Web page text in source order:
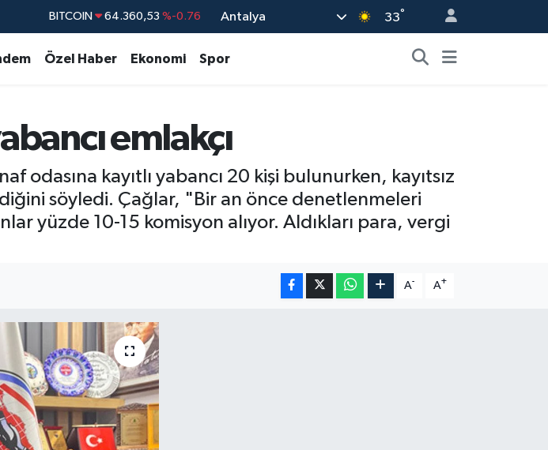
BITCOIN 64.360,53 %-0.76
GRAM ALTIN 6574.81 %1.44
Antalya 33°
Özel Haber Ekonomi Spor
emlakçı
odasına kayıtlı yabancı 20 kişi bulunurken, kayıtsız
söyledi. Çağlar, "Bir an önce denetlenmeleri
yüzde 10-15 komisyon alıyor. Aldıkları para, vergi
A- A+